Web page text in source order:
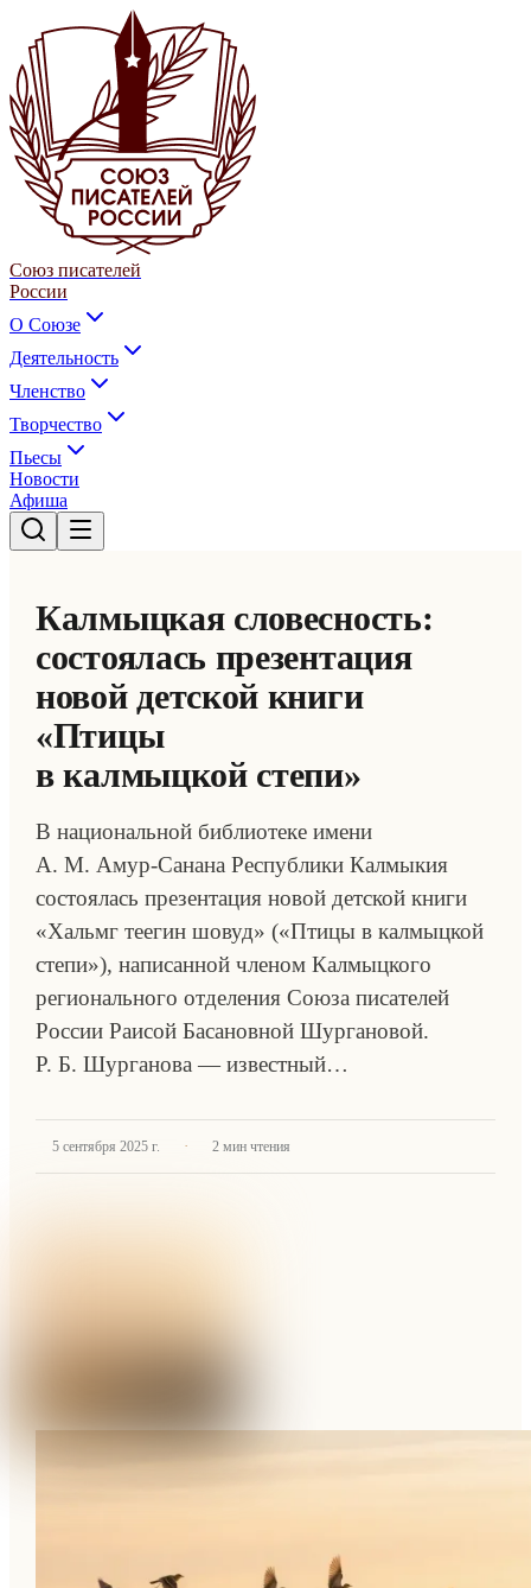
Союз писателей
России
О Союзе
Деятельность
Членство
Творчество
Пьесы
Новости
Афиша
Калмыцкая словесность:
состоялась презентация
новой детской книги
«Птицы
в калмыцкой степи»
В национальной библиотеке имени
А. М. Амур-Санана Республики Калмыкия
состоялась презентация новой детской книги
«Хальмг теегин шовуд» («Птицы в калмыцкой
степи»), написанной членом Калмыцкого
регионального отделения Союза писателей
России Раисой Басановной Шургановой.
Р. Б. Шурганова — известный…
5 сентября 2025 г. · 2 мин чтения